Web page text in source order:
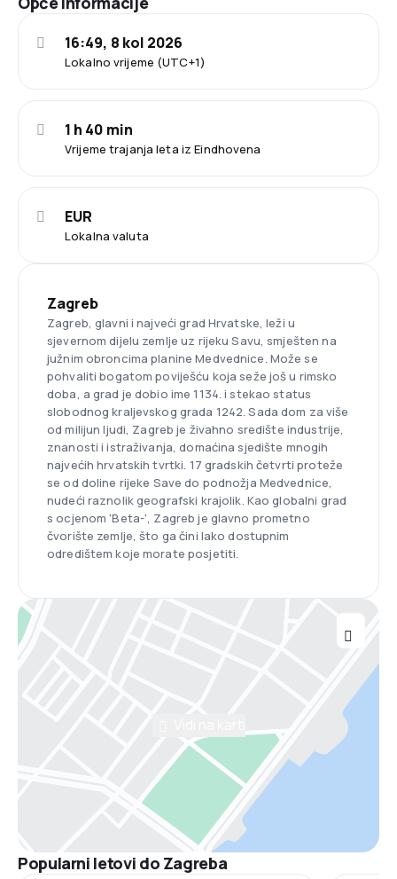
Lokalno vrijeme (UTC+1)
16:49, 8 kol 2026
Vrijeme trajanja leta iz Eindhovena
1 h 40 min
Lokalna valuta
EUR
Zagreb
Zagreb, glavni i najveći grad Hrvatske, leži u
sjevernom dijelu zemlje uz rijeku Savu, smješten na
južnim obroncima planine Medvednice. Može se
pohvaliti bogatom poviješću koja seže još u rimsko
doba, a grad je dobio ime 1134. i stekao status
slobodnog kraljevskog grada 1242. Sada dom za više
od milijun ljudi, Zagreb je živahno središte industrije,
znanosti i istraživanja, domaćina sjedište mnogih
najvećih hrvatskih tvrtki. 17 gradskih četvrti proteže
se od doline rijeke Save do podnožja Medvednice,
nudeći raznolik geografski krajolik. Kao globalni grad
s ocjenom 'Beta-', Zagreb je glavno prometno
čvorište zemlje, što ga čini lako dostupnim
odredištem koje morate posjetiti.
Popularni letovi do Zagreba